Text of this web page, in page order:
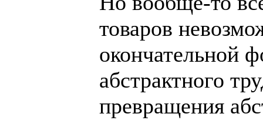
товаров
окончательной
абстрактного
превращения